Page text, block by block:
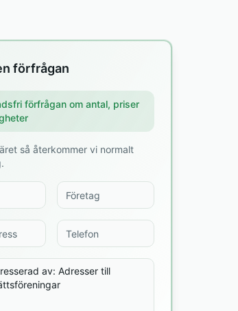
förfrågan
förfrågan om antal, priser
så återkommer vi normalt